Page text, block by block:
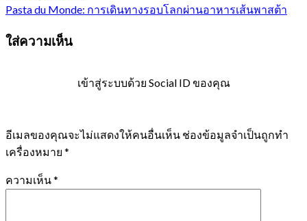
Pasta du Monde: การเดินทางรอบโลกผ่านอาหารเส้นพาสต้า
ใส่ความเห็น
เข้าสู่ระบบด้วย Social ID ของคุณ
อีเมลของคุณจะไม่แสดงให้คนอื่นเห็น ช่องข้อมูลจำเป็นถูกทำ
เครื่องหมาย *
ความเห็น*